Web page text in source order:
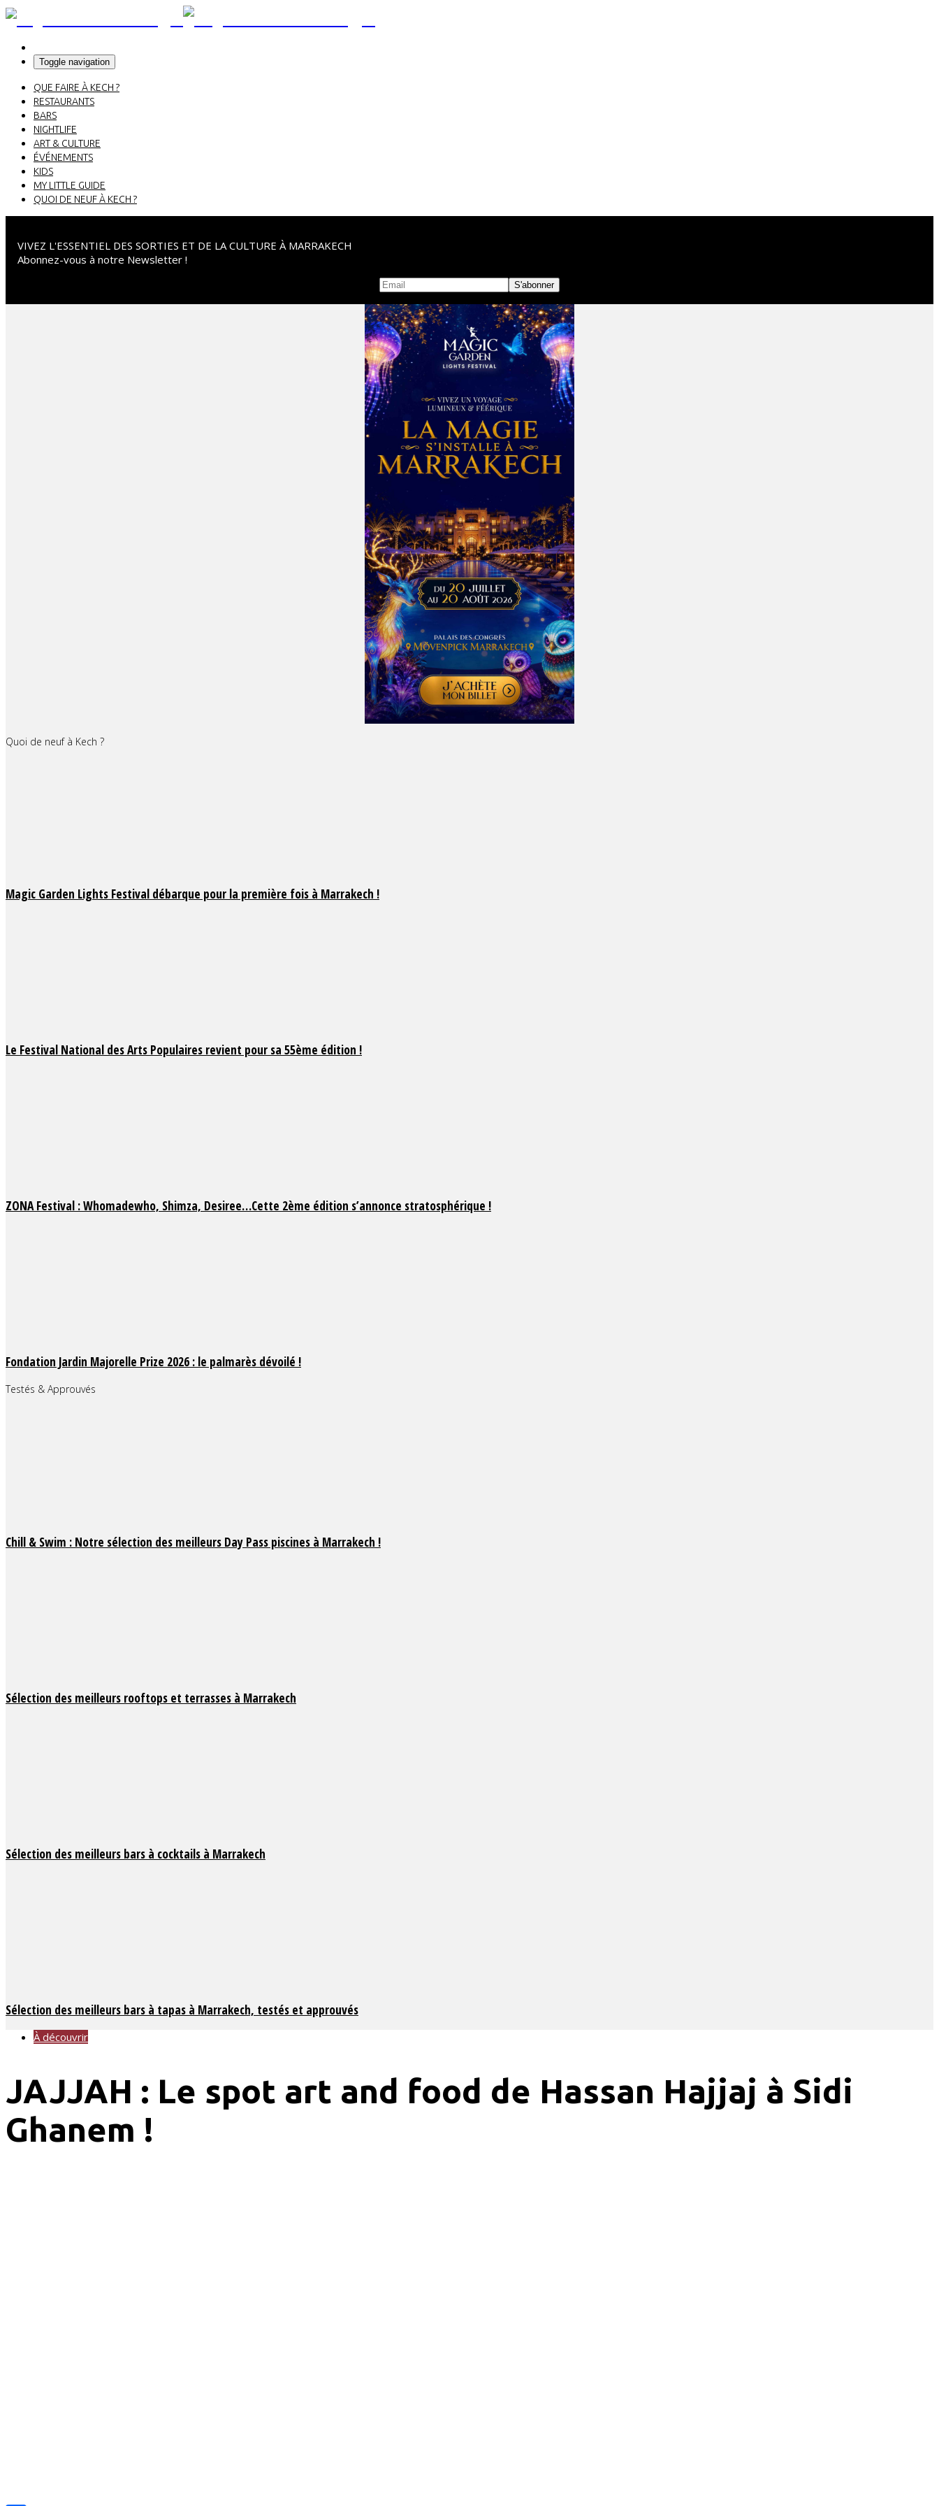
Toggle navigation
QUE FAIRE À KECH ?
RESTAURANTS
BARS
NIGHTLIFE
ART & CULTURE
ÉVÉNEMENTS
KIDS
MY LITTLE GUIDE
QUOI DE NEUF À KECH ?
VIVEZ L'ESSENTIEL DES SORTIES ET DE LA CULTURE À MARRAKECH
Abonnez-vous à notre Newsletter !
Quoi de neuf à Kech ?
Magic Garden Lights Festival débarque pour la première fois à Marrakech !
Le Festival National des Arts Populaires revient pour sa 55ème édition !
ZONA Festival : Whomadewho, Shimza, Desiree…Cette 2ème édition s’annonce stratosphérique !
Fondation Jardin Majorelle Prize 2026 : le palmarès dévoilé !
Testés & Approuvés
Chill & Swim : Notre sélection des meilleurs Day Pass piscines à Marrakech !
Sélection des meilleurs rooftops et terrasses à Marrakech
Sélection des meilleurs bars à cocktails à Marrakech
Sélection des meilleurs bars à tapas à Marrakech, testés et approuvés
À découvrir
JAJJAH : Le spot art and food de Hassan Hajjaj à Sidi
Ghanem !